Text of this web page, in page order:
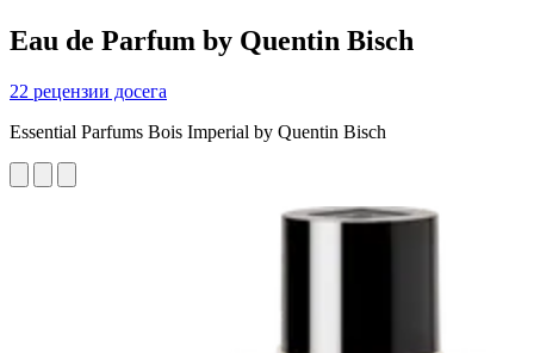
Eau de Parfum by Quentin Bisch
22 рецензии досега
Essential Parfums Bois Imperial by Quentin Bisch